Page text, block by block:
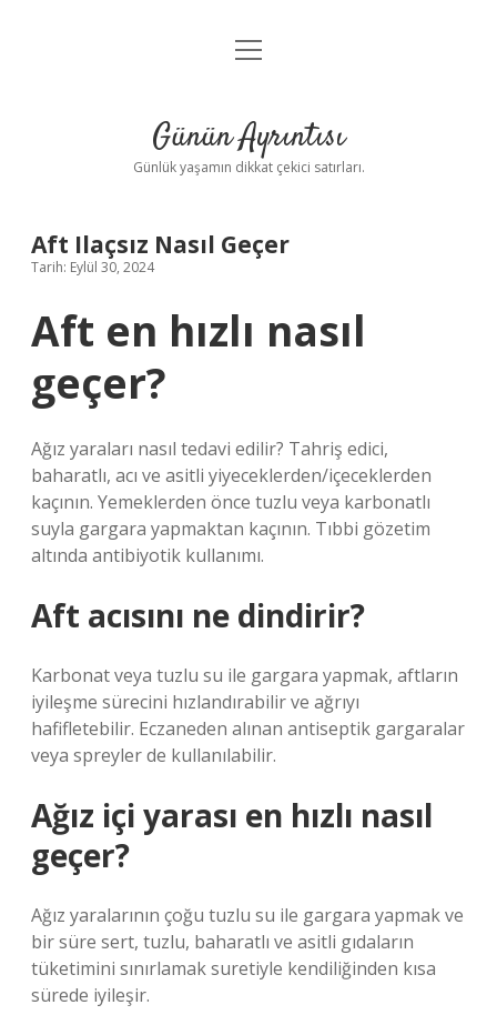
Anasayfa
Yasal Uyarı
menüyü
Günün Ayrıntısı
Günlük yaşamın dikkat çekici satırları.
Aft Ilaçsız Nasıl Geçer
Tarih: Eylül 30, 2024
Aft en hızlı nasıl
geçer?
Ağız yaraları nasıl tedavi edilir? Tahriş edici,
baharatlı, acı ve asitli yiyeceklerden/içeceklerden
kaçının. Yemeklerden önce tuzlu veya karbonatlı
suyla gargara yapmaktan kaçının. Tıbbi gözetim
altında antibiyotik kullanımı.
Aft acısını ne dindirir?
Karbonat veya tuzlu su ile gargara yapmak, aftların
iyileşme sürecini hızlandırabilir ve ağrıyı
hafifletebilir. Eczaneden alınan antiseptik gargaralar
veya spreyler de kullanılabilir.
Ağız içi yarası en hızlı nasıl
geçer?
Ağız yaralarının çoğu tuzlu su ile gargara yapmak ve
bir süre sert, tuzlu, baharatlı ve asitli gıdaların
tüketimini sınırlamak suretiyle kendiliğinden kısa
sürede iyileşir.